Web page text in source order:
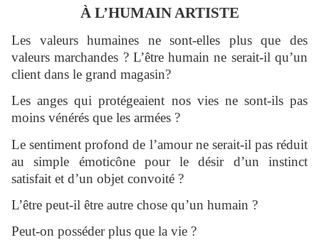
À L’HUMAIN ARTISTE
Les valeurs humaines ne sont-elles plus que des
valeurs marchandes ? L’être humain ne serait-il qu’un
client dans le grand magasin?
Les anges qui protégeaient nos vies ne sont-ils pas
moins vénérés que les armées ?
Le sentiment profond de l’amour ne serait-il pas réduit
au simple émoticône pour le désir d’un instinct
satisfait et d’un objet convoité ?
L’être peut-il être autre chose qu’un humain ?
Peut-on posséder plus que la vie ?